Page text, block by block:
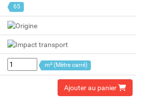
65
m² (Mètre carré)
Ajouter au panier